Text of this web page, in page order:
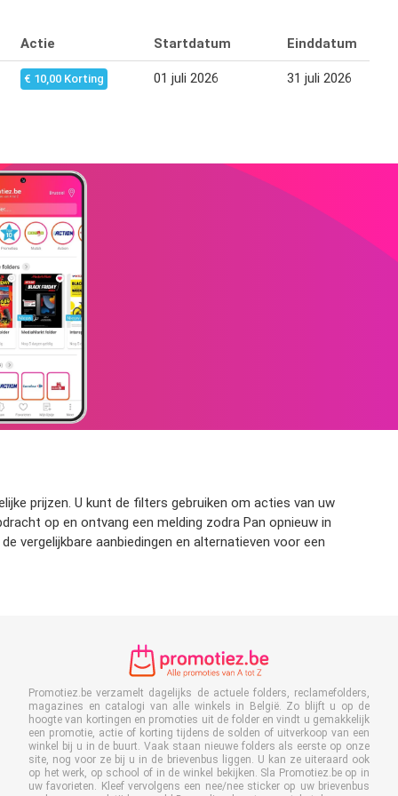
Actie Startdatum Einddatum
€ 10,00 Korting 01 juli 2026 31 juli 2026
prijzen. U kunt de filters gebruiken om acties van uw
op en ontvang een melding zodra Pan opnieuw in
vergelijkbare aanbiedingen en alternatieven voor een
Promotiez.be verzamelt dagelijks de actuele folders, reclamefolders,
magazines en catalogi van alle winkels in België. Zo blijft u op de
hoogte van kortingen en promoties uit de folder en vindt u gemakkelijk
een promotie, actie of korting tijdens de solden of uitverkoop van een
winkel bij u in de buurt. Vaak staan nieuwe folders als eerste op onze
site, nog voor ze bij u in de brievenbus liggen. U kan ze uiteraard ook
op het werk, op school of in de winkel bekijken. Sla Promotiez.be op in
uw favorieten. Kleef vervolgens een nee/nee sticker op uw brievenbus